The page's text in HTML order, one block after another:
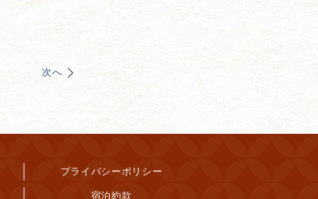
次へ
プライバシーポリシー
宿泊約款